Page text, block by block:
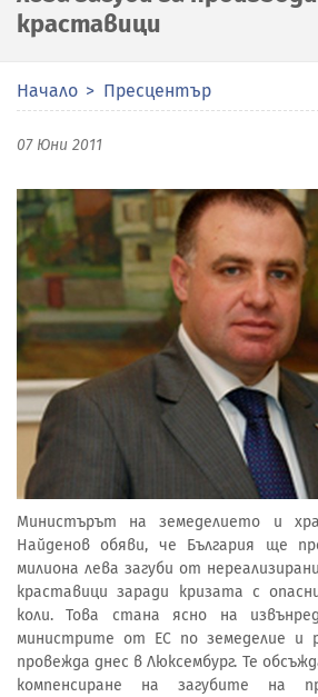
краставици
Начало Пресцентър
07 Юни 2011
Министърът на земеделието и
Найденов обяви, че България ще
милиона лева загуби от
краставици заради кризата с
коли. Това стана ясно на
министрите от ЕС по земеделие и
провежда днес в Люксембург. Те
компенсиране на загубите на